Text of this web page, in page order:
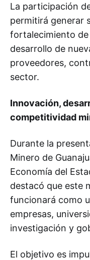
La participación
permitirá generar
fortalecimiento de
desarrollo de
proveedores,
sector.
Innovación,
competitividad
Durante la
Minero de
Economía del
destacó que este
funcionará como
empresas,
investigación y
El objetivo es